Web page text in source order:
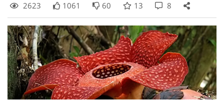
content
2623 1061 60 13 8